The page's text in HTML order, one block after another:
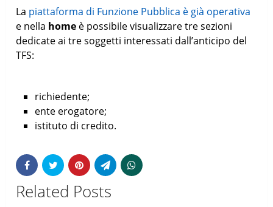
La piattaforma di Funzione Pubblica è già operativa
e nella home è possibile visualizzare tre sezioni
dedicate ai tre soggetti interessati dall’anticipo del
TFS:
richiedente;
ente erogatore;
istituto di credito.
Related Posts